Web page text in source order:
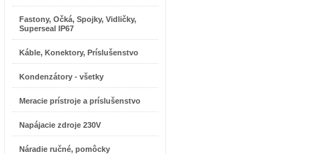
Fastony, Očká, Spojky, Vidličky,
Superseal IP67
Káble, Konektory, Príslušenstvo
Kondenzátory - všetky
Meracie prístroje a príslušenstvo
Napájacie zdroje 230V
Náradie ručné, pomôcky